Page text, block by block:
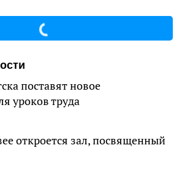
поставят новое
уроков труда
откроется зал, посвященный